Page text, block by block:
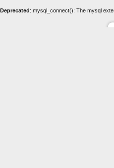
Deprecated: mysql_connect(): The mysql